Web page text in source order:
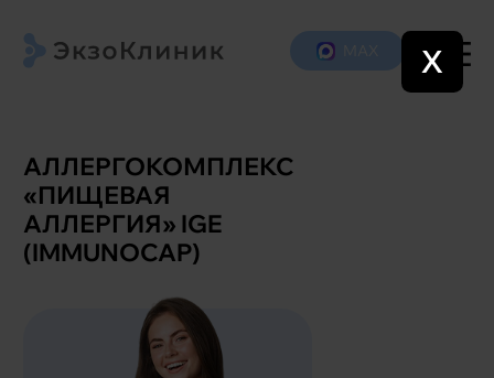
АЛЛЕРГОКОМПЛЕКС
«ПИЩЕВАЯ
АЛЛЕРГИЯ» IGE
(IMMUNOCAP)
X